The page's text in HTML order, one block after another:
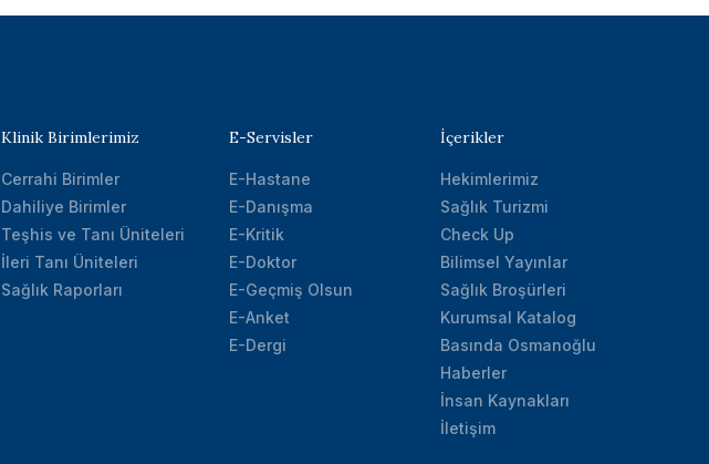
Klinik Birimlerimiz
Cerrahi Birimler
Dahiliye Birimler
Teşhis ve Tanı Üniteleri
İleri Tanı Üniteleri
Sağlık Raporları
E-Servisler
E-Hastane
E-Danışma
E-Kritik
E-Doktor
E-Geçmiş Olsun
E-Anket
E-Dergi
İçerikler
Hekimlerimiz
Sağlık Turizmi
Check Up
Bilimsel Yayınlar
Sağlık Broşürleri
Kurumsal Katalog
Basında Osmanoğlu
Haberler
İnsan Kaynakları
İletişim